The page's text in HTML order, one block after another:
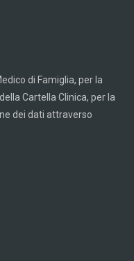
di Famiglia, per la
Cartella Clinica, per la
dei dati attraverso